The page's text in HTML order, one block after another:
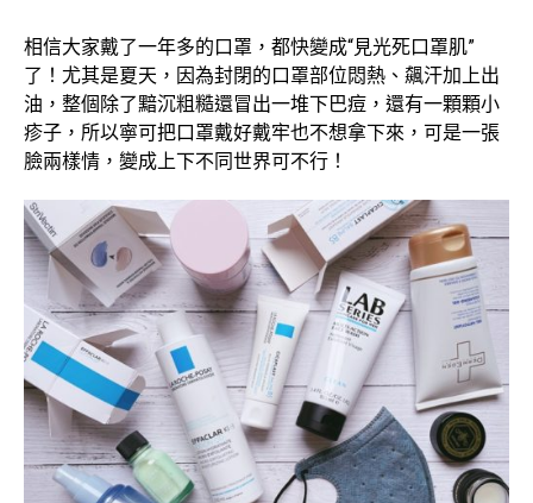
相信大家戴了一年多的口罩，都快變成“見光死口罩肌”
了！尤其是夏天，因為封閉的口罩部位悶熱、飆汗加上出
油，整個除了黯沉粗糙還冒出一堆下巴痘，還有一顆顆小
疹子，所以寧可把口罩戴好戴牢也不想拿下來，可是一張
臉兩樣情，變成上下不同世界可不行！